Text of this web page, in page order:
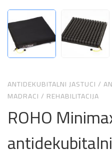
ANTIDEKUBITALNI JASTUCI /
MADRACI / REHABILITACIJA
ROHO